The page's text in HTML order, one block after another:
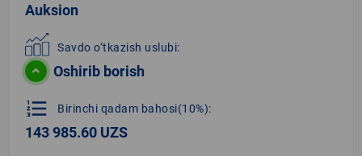
Auksion
Savdo o‘tkazish uslubi:
Oshirib borish
format_list_numbered Birinchi qadam bahosi(10%):
143 985.60 UZS